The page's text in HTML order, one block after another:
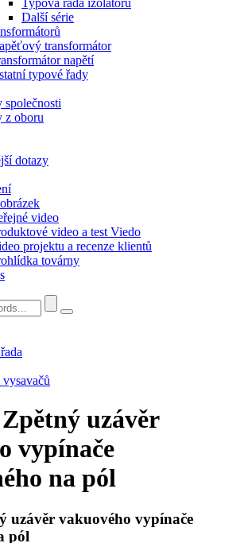
Typová řada izolátorů
Další série
transformátor
napětí
typové řady
z oboru
dotazy
video
video a test Viedo
projektu a recenze klientů
továrny
uzávěr
vypínače
na pól
uzávěr vakuového vypínače
pól